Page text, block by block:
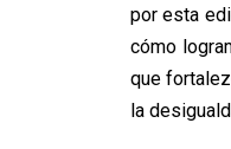
por esta
cómo
que
la